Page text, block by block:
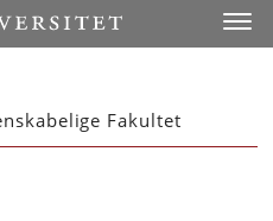
Fakultet